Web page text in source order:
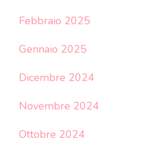
Febbraio 2025
Gennaio 2025
Dicembre 2024
Novembre 2024
Ottobre 2024